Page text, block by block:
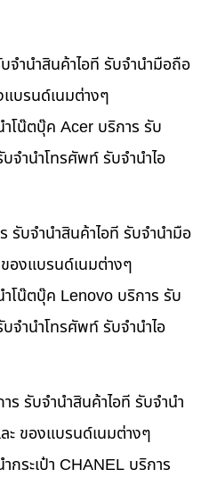
ำนำสินค้าไอที รับจำนำมือถือ
แบรนด์เนมต่างๆ
โน๊ตบุ๊ค Acer บริการ รับ
จำนำโทรศัพท์ รับจำนำไอ
รับจำนำสินค้าไอที รับจำนำมือ
องแบรนด์เนมต่างๆ
โน๊ตบุ๊ค Lenovo บริการ รับ
จำนำโทรศัพท์ รับจำนำไอ
ร รับจำนำสินค้าไอที รับจำนำ
ะ ของแบรนด์เนมต่างๆ
ระเป๋า CHANEL บริการ